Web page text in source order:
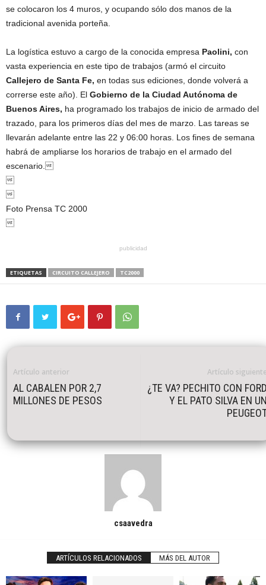
se colocaron los 4 muros, y ocupando sólo dos manos de la
tradicional avenida porteña.
La logística estuvo a cargo de la conocida empresa Paolini, con
vasta experiencia en este tipo de trabajos (armó el circuito
Callejero de Santa Fe, en todas sus ediciones, donde volverá a
correrse este año). El Gobierno de la Ciudad Autónoma de
Buenos Aires, ha programado los trabajos de inicio de armado del
trazado, para los primeros días del mes de marzo. Las tareas se
llevarán adelante entre las 22 y 06:00 horas. Los fines de semana
habrá de ampliarse los horarios de trabajo en el armado del
escenario.
Foto Prensa TC 2000
publicidad
ETIQUETAS CIRCUITO CALLEJERO TC2000
Artículo anterior
AL CABALEN POR 2,7
MILLONES DE PESOS
Artículo
¿TE VA? PECHITO CON
Y EL PATO SILVA EN
csaavedra
ARTÍCULOS RELACIONADOS MÁS DEL AUTOR